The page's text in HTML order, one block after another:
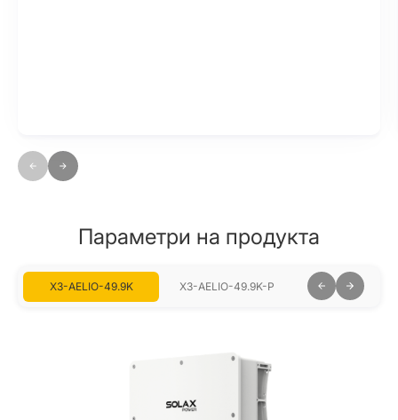
Параметри на продукта
X3-AELIO-49.9K X3-AELIO-49.9K-P X3-AELIO-